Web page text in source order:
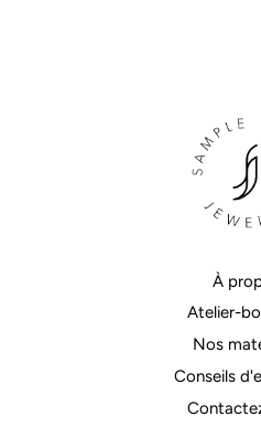
À
Atelier-
Nos
Conseils